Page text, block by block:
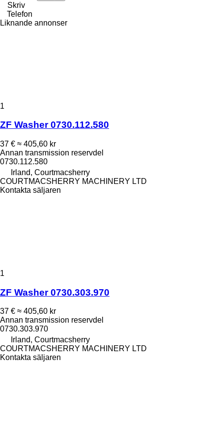
Skriv
Telefon
Liknande annonser
1
ZF Washer 0730.112.580
37 € ≈ 405,60 kr
Annan transmission reservdel
0730.112.580
Irland, Courtmacsherry
COURTMACSHERRY MACHINERY LTD
Kontakta säljaren
1
ZF Washer 0730.303.970
37 € ≈ 405,60 kr
Annan transmission reservdel
0730.303.970
Irland, Courtmacsherry
COURTMACSHERRY MACHINERY LTD
Kontakta säljaren